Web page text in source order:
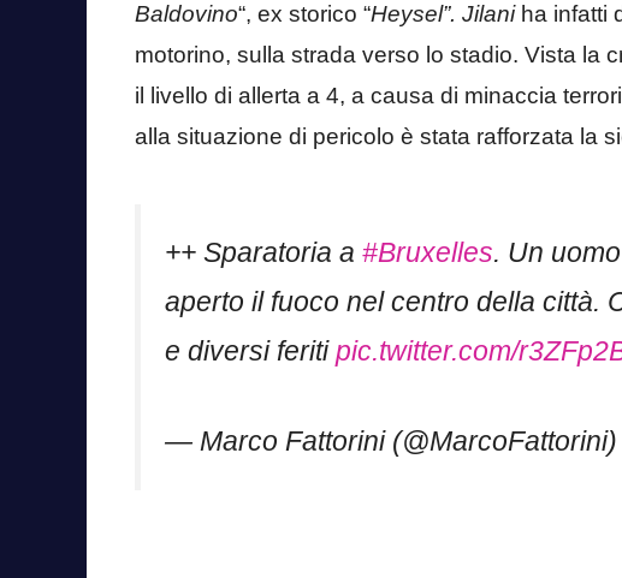
Baldovino“, ex storico “Heysel”. Jilani ha infatti
motorino, sulla strada verso lo stadio. Vista la
il livello di allerta a 4, a causa di minaccia
alla situazione di pericolo è stata rafforzata la
++ Sparatoria a #Bruxelles . Un
aperto il fuoco nel centro della città.
e diversi feriti pic.twitter.com/
— Marco Fattorini (@MarcoFattorini)